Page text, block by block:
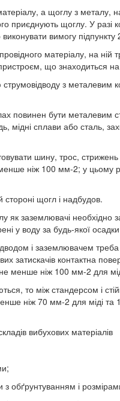
а щоглу з металу,
приєднують щоглу. У разі
вимогу підпункту
матеріалу, на ній
що знаходиться
з металевим
повинен бути металевим
мідні сплави або сталь,
шину, трос,
ніж 100 мм-2; у цьому
щогл і надбудов.
заземлювачі необхідно
воду за будь-якої
і заземлювачем
затискачів контактна
ніж 100 мм-2 для
то між стандерсом і
ніж 70 мм-2 для міді
вибухових матеріалів
обґрунтуванням і